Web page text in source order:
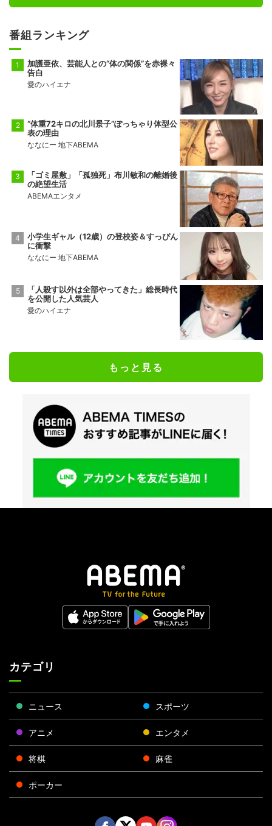
番組ランキング
加護亜依、芸能人との“体の関係”を赤裸々
告白
愛のハイエナ
“体重72キロの北川景子”ぽっちゃり体型公
表の理由
ななにー 地下ABEMA
「ゴミ屋敷」「孤独死」布川敏和の離婚後
の絶望生活
ABEMAエンタメ
小学生ギャル（12歳）の登校姿＆すっぴん
に衝撃
ななにー 地下ABEMA
「人殺す以外は全部やってきた」総長時代
を公開した人気芸人
愛のハイエナ
もっと見る
カテゴリ
ニュース スポーツ
アニメ エンタメ
将棋 麻雀
ポーカー